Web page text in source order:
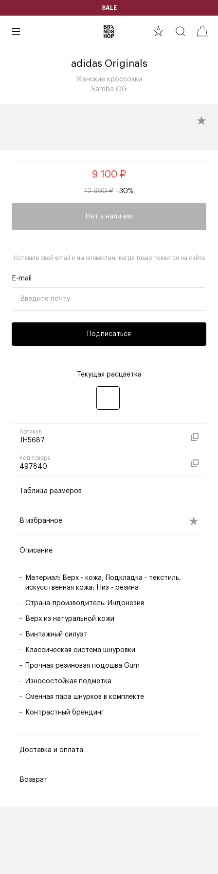
SALE
adidas Originals
Женские кроссовки
Samba OG
9 100 ₽
12 990 ₽ –30%
Нет в наличии
Оставьте свой email и мы оповестим, когда товар появится на сайте
E-mail
Подписаться
Текущая расцветка
Артикул
JH5687
Код товара
497840
Таблица размеров
В избранное
Описание
Материал: Верх - кожа; Подкладка - текстиль,
искусственная кожа; Низ - резина
Страна-производитель: Индонезия
Верх из натуральной кожи
Винтажный силуэт
Классическая система шнуровки
Прочная резиновая подошва Gum
Износостойкая подметка
Сменная пара шнурков в комплекте
Контрастный брендинг
Доставка и оплата
Возврат